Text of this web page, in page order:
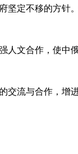
坚定不移的方针
文合作，使中
流与合作，增